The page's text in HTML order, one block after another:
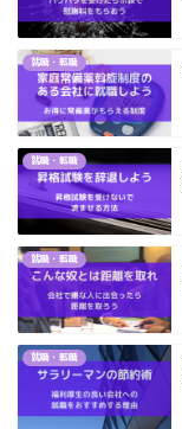
就職・転職
就職・転職
就職・転職
就職・転職